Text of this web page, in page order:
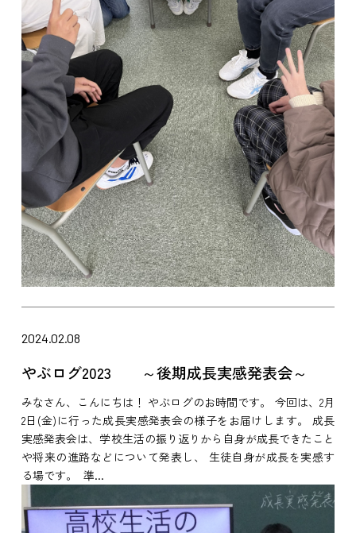
2024.02.08
やぶログ2023 ～後期成長実感発表会～
みなさん、こんにちは！ やぶログのお時間です。 今回は、2月
2日(金)に行った成長実感発表会の様子をお届けします。 成長
実感発表会は、学校生活の振り返りから自身が成長できたこと
や将来の進路などについて発表し、 生徒自身が成長を実感す
る場です。 準...